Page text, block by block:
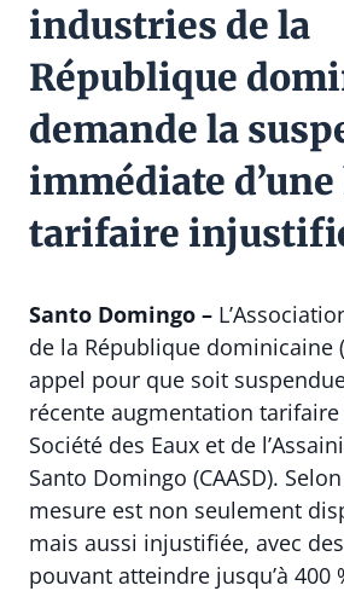
industries de la
République
demande la
immédiate d’une
tarifaire
Santo Domingo –
de la République dominicaine
appel pour que soit
récente augmentation
Société des Eaux et de
Santo Domingo (CAASD).
mesure est non seulement
mais aussi injustifiée, avec
pouvant atteindre jusqu’à 400